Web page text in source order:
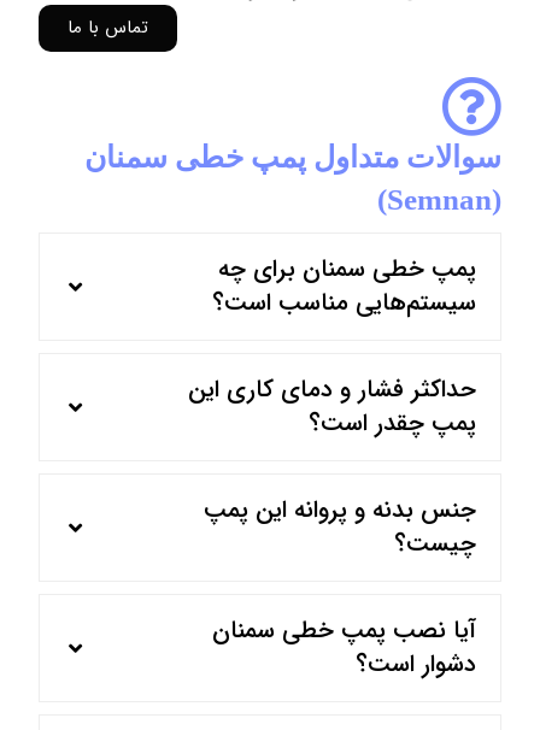
تماس با ما
سوالات متداول پمپ خطی سمنان
(Semnan)
پمپ خطی سمنان برای چه
سیستم‌هایی مناسب است؟
حداکثر فشار و دمای کاری این
پمپ چقدر است؟
جنس بدنه و پروانه این پمپ
چیست؟
آیا نصب پمپ خطی سمنان
دشوار است؟